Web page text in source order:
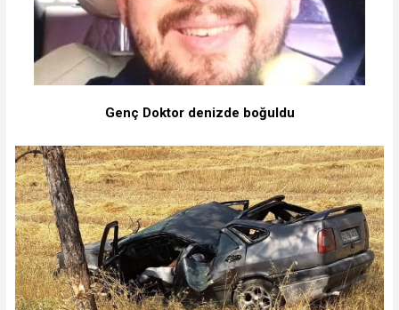
Genç Doktor denizde boğuldu